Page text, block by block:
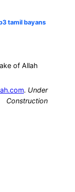
tamil bayans
of Allah
. Under
Construction